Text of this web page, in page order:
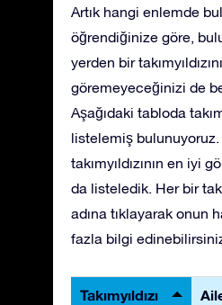
Artık hangi enlemde
öğrendiğinize göre,
yerden bir
göremeyeceğinizi de
Aşağıdaki tabloda
listelemiş bulunuyoruz.
takımyıldızının en iyi
da listeledik. Her bir
adına tıklayarak onun
fazla bilgi
Takımyıldızı